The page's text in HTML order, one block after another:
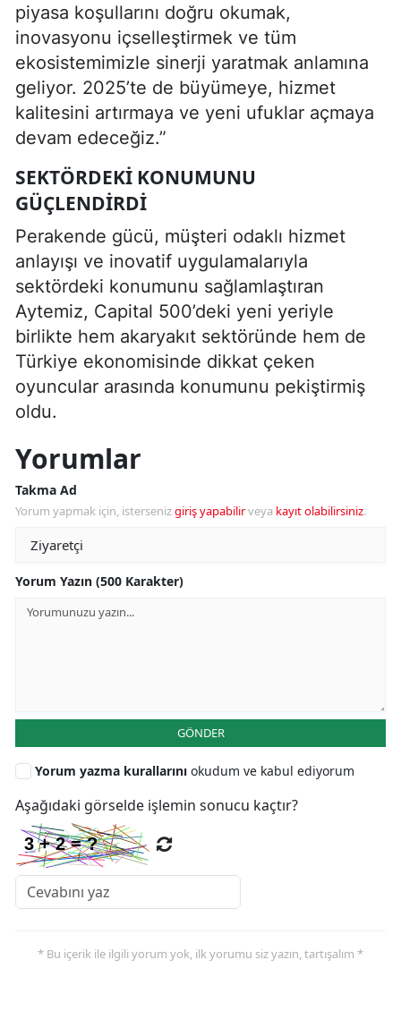
piyasa koşullarını doğru okumak,
inovasyonu içselleştirmek ve tüm
ekosistemimizle sinerji yaratmak anlamına
geliyor. 2025’te de büyümeye, hizmet
kalitesini artırmaya ve yeni ufuklar açmaya
devam edeceğiz.”
SEKTÖRDEKI KONUMUNU
GÜÇLENDIRDI
Perakende gücü, müşteri odaklı hizmet
anlayışı ve inovatif uygulamalarıyla
sektördeki konumunu sağlamlaştıran
Aytemiz, Capital 500’deki yeni yeriyle
birlikte hem akaryakıt sektöründe hem de
Türkiye ekonomisinde dikkat çeken
oyuncular arasında konumunu pekiştirmiş
oldu.
Yorumlar
Takma Ad
Yorum yapmak için, istersenizgiriş yapabilirveya kayıt olabilirsiniz.
Yorum Yazın (500 Karakter)
GÖNDER
Yorum yazma kurallarını okudum ve kabul ediyorum
Aşağıdaki görselde işlemin sonucu kaçtır?
* Bu içerik ile ilgili yorum yok, ilk yorumu siz yazın, tartışalım *